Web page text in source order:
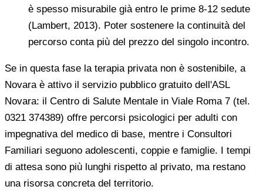
è spesso misurabile già entro le prime 8-12 sedute
(Lambert, 2013). Poter sostenere la continuità del
percorso conta più del prezzo del singolo incontro.
Se in questa fase la terapia privata non è sostenibile, a
Novara è attivo il servizio pubblico gratuito dell'ASL
Novara: il Centro di Salute Mentale in Viale Roma 7 (tel.
0321 374389) offre percorsi psicologici per adulti con
impegnativa del medico di base, mentre i Consultori
Familiari seguono adolescenti, coppie e famiglie. I tempi
di attesa sono più lunghi rispetto al privato, ma restano
una risorsa concreta del territorio.